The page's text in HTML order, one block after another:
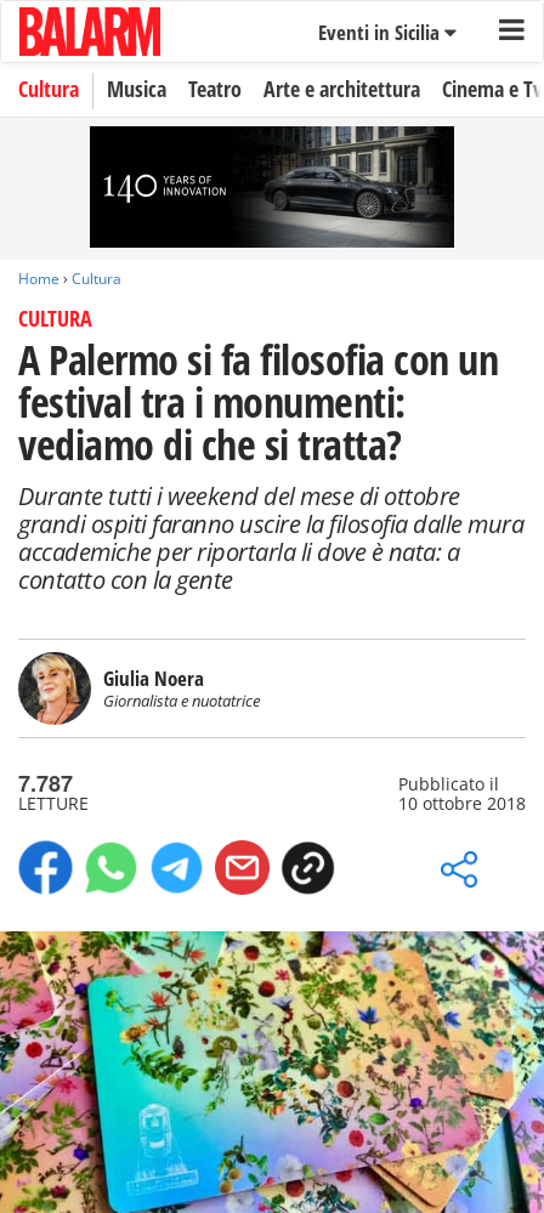
Eventi in Sicilia
Cultura Musica Teatro Arte e architettura Cinema e Tv
Home › Cultura
CULTURA
A Palermo si fa filosofia con un
festival tra i monumenti:
vediamo di che si tratta?
Durante tutti i weekend del mese di ottobre
grandi ospiti faranno uscire la filosofia dalle mura
accademiche per riportarla li dove è nata: a
contatto con la gente
Giulia Noera
Giornalista e nuotatrice
7.787
LETTURE
Pubblicato il
10 ottobre 2018